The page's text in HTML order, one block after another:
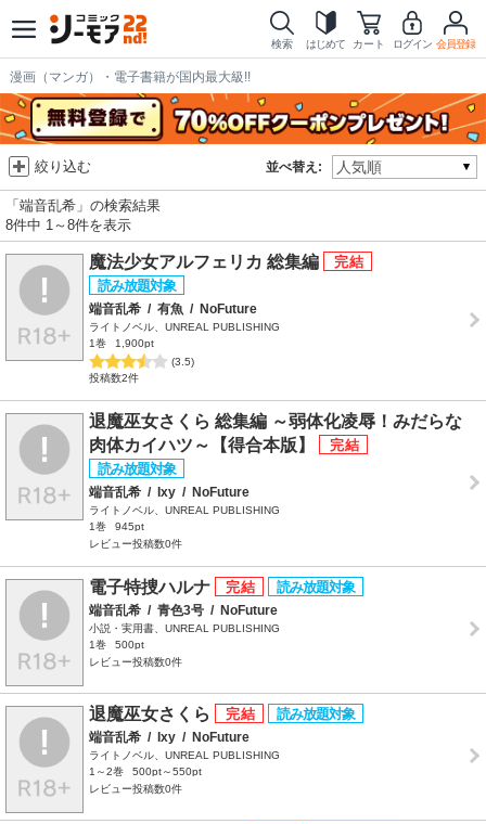
検索 はじめて カート ログイン 会員登録
漫画（マンガ）・電子書籍が国内最大級!!
並べ替え:
絞り込む
「端音乱希」の検索結果
8件中 1～8件を表示
魔法少女アルフェリカ 総集編
端音乱希 / 有魚 / NoFuture
ライトノベル、UNREAL PUBLISHING
1巻
1,900pt
(3.5)
投稿数2件
退魔巫女さくら 総集編 ～弱体化凌辱！みだらな
肉体カイハツ～【得合本版】
端音乱希 / Ixy / NoFuture
ライトノベル、UNREAL PUBLISHING
1巻
945pt
レビュー投稿数0件
電子特捜ハルナ
端音乱希 / 青色3号 / NoFuture
小説・実用書、UNREAL PUBLISHING
1巻
500pt
レビュー投稿数0件
退魔巫女さくら
端音乱希 / Ixy / NoFuture
ライトノベル、UNREAL PUBLISHING
1～2巻
500pt～550pt
レビュー投稿数0件